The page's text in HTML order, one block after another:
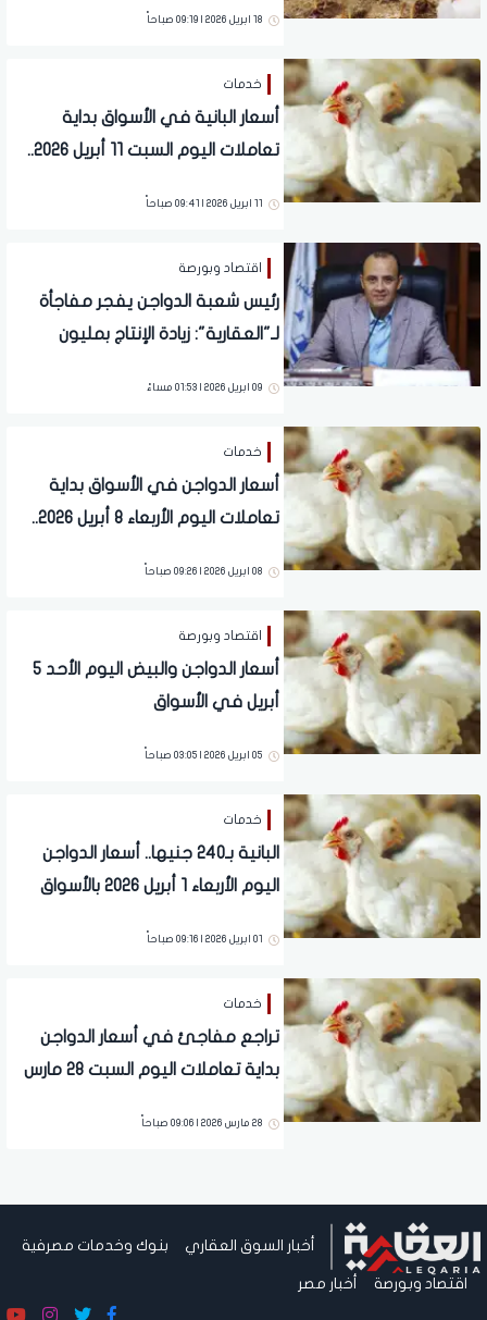
18 ابريل 2026 | 09:19 صباحاً
خدمات
أسعار البانية في الأسواق بداية
تعاملات اليوم السبت 11 أبريل 2026..
11 ابريل 2026 | 09:41 صباحاً
اقتصاد وبورصة
رئيس شعبة الدواجن يفجر مفاجأة
لـ"العقارية": زيادة الإنتاج بمليون
09 ابريل 2026 | 01:53 مساءً
خدمات
أسعار الدواجن في الأسواق بداية
تعاملات اليوم الأربعاء 8 أبريل 2026..
08 ابريل 2026 | 09:26 صباحاً
اقتصاد وبورصة
أسعار الدواجن والبيض اليوم الأحد 5
أبريل في الأسواق
05 ابريل 2026 | 03:05 صباحاً
خدمات
البانية بـ240 جنيها.. أسعار الدواجن
اليوم الأربعاء 1 أبريل 2026 بالأسواق
01 ابريل 2026 | 09:16 صباحاً
خدمات
تراجع مفاجئ في أسعار الدواجن
بداية تعاملات اليوم السبت 28 مارس
28 مارس 2026 | 09:06 صباحاً
أخبار السوق العقاري بنوك وخدمات مصرفية
اقتصاد وبورصة أخبار مصر